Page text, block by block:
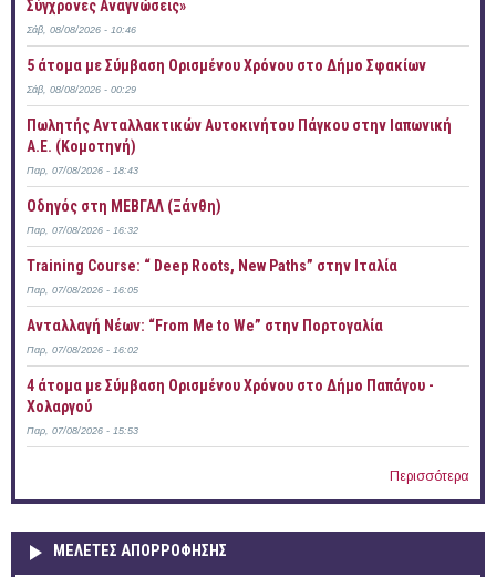
Σύγχρονες Αναγνώσεις»
Σάβ, 08/08/2026 - 10:46
5 άτομα με Σύμβαση Ορισμένου Χρόνου στο Δήμο Σφακίων
Σάβ, 08/08/2026 - 00:29
Πωλητής Ανταλλακτικών Αυτοκινήτου Πάγκου στην Ιαπωνική
Α.Ε. (Κομοτηνή)
Παρ, 07/08/2026 - 18:43
Οδηγός στη ΜΕΒΓΑΛ (Ξάνθη)
Παρ, 07/08/2026 - 16:32
Training Course: “ Deep Roots, New Paths” στην Ιταλία
Παρ, 07/08/2026 - 16:05
Ανταλλαγή Νέων: “From Me to We” στην Πορτογαλία
Παρ, 07/08/2026 - 16:02
4 άτομα με Σύμβαση Ορισμένου Χρόνου στο Δήμο Παπάγου -
Χολαργού
Παρ, 07/08/2026 - 15:53
Περισσότερα
ΜΕΛΕΤΕΣ ΑΠΟΡΡΟΦΗΣΗΣ